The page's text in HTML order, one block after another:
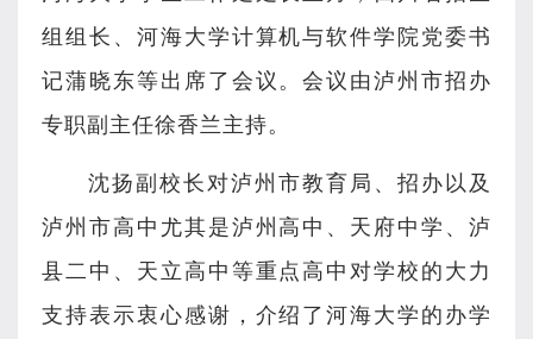
组组长、河海大学计算机与软件学院党委书
记蒲晓东等出席了会议。会议由泸州市招办
专职副主任徐香兰主持。
沈扬副校长对泸州市教育局、招办以及
泸州市高中尤其是泸州高中、天府中学、泸
县二中、天立高中等重点高中对学校的大力
支持表示衷心感谢，介绍了河海大学的办学